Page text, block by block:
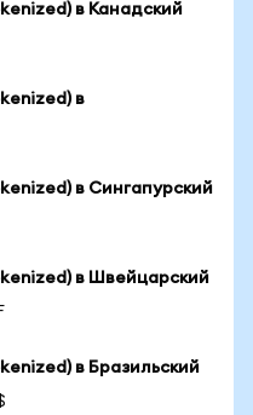
в Канадский
в
в Сингапурский
в Швейцарский
в Бразильский